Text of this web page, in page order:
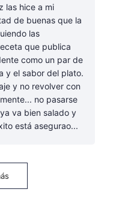
las hice a mi
de buenas que la
las
que publica
como un par de
y el sabor del plato.
y no revolver con
no pasarse
va bien salado y
está asegurao...